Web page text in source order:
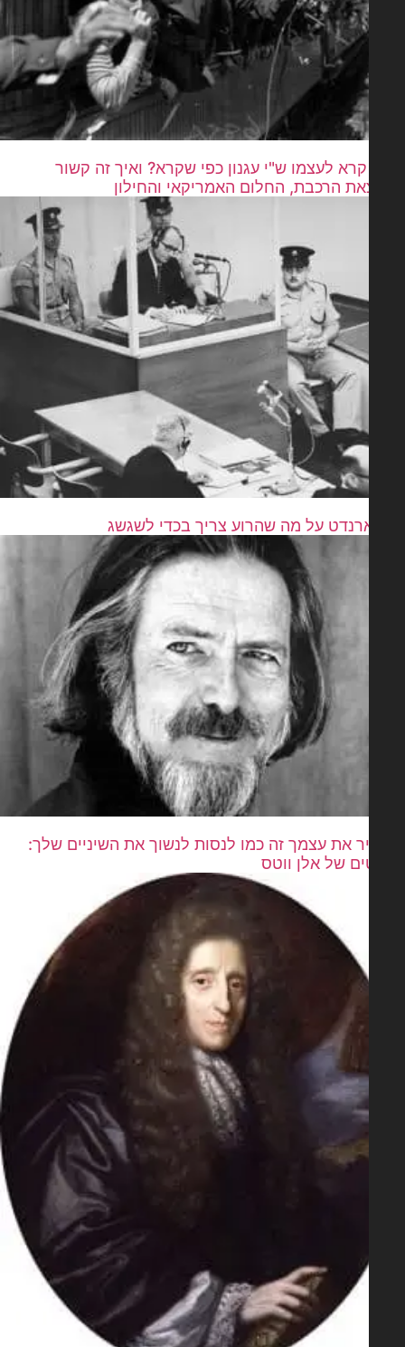
לעצמו ש"י עגנון כפי שקרא? ואיך זה קשור
הרכבת, החלום האמריקאי והחילון
על מה שהרוע צריך בכדי לשגשג
את עצמך זה כמו לנסות לנשוך את השיניים שלך:
של אלן ווטס